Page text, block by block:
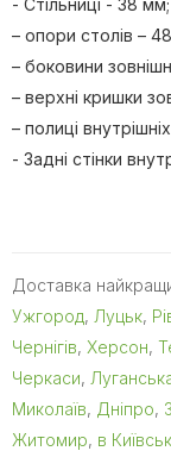
– опори столів –
– боковини
– верхні кришки
– полиці
- Задні стінки
Доставка
Ужгород, Луцьк,
Чернігів, Херсон,
Черкаси,
Миколаїв, Дніпро,
Житомир, в